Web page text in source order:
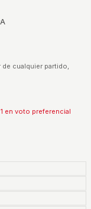
cualquier partido,
en voto preferencial